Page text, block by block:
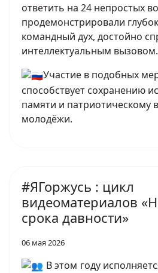
ответить на 24 непростых
продемонстрировали
командный дух, достойно
интеллектуальным вызовом.
Участие в подобных
способствует сохранению
памяти и патриотическому
молодёжи.
#ЯГоржусь : цикл
видеоматериалов
срока давности»
06 мая 2026
В этом году